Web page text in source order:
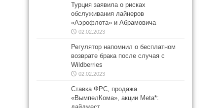
Турция заявила о рисках
обслуживания лайнеров
«Аэрофлота» и Абрамовича
02.02.2023
Регулятор напомнил о бесплатном
возврате брака после случая с
Wildberries
02.02.2023
Ставка ФРС, продажа
«ВымпелКома», акции Meta*: